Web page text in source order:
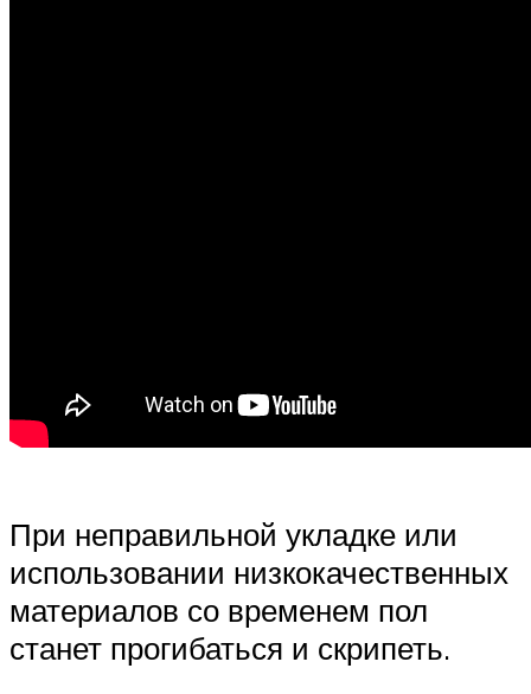
При неправильной укладке или
использовании низкокачественных
материалов со временем пол
станет прогибаться и скрипеть.